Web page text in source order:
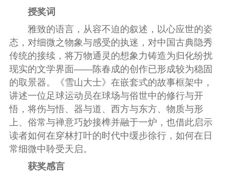
授奖词
雅致的语言，从容不迫的叙述，以心应世的姿
态，对细微之物象与感受的执迷，对中国古典隐秀
传统的接续，将万物通灵的想象力铸造为归化纷扰
现实的文学界面——陈春成的创作已形成较为稳固
的取景器。《雪山大士》在嵌套式的故事框架中，
讲述一位足球运动员在球场与俗世中的修行与开
悟，将伤与悟、器与道、西方与东方、物质与形
上、俗常与禅意巧妙接榫并融于一炉，也借此启示
读者如何在穿林打叶的时代中缓步徐行，如何在日
常细微中聆受天启。
获奖感言